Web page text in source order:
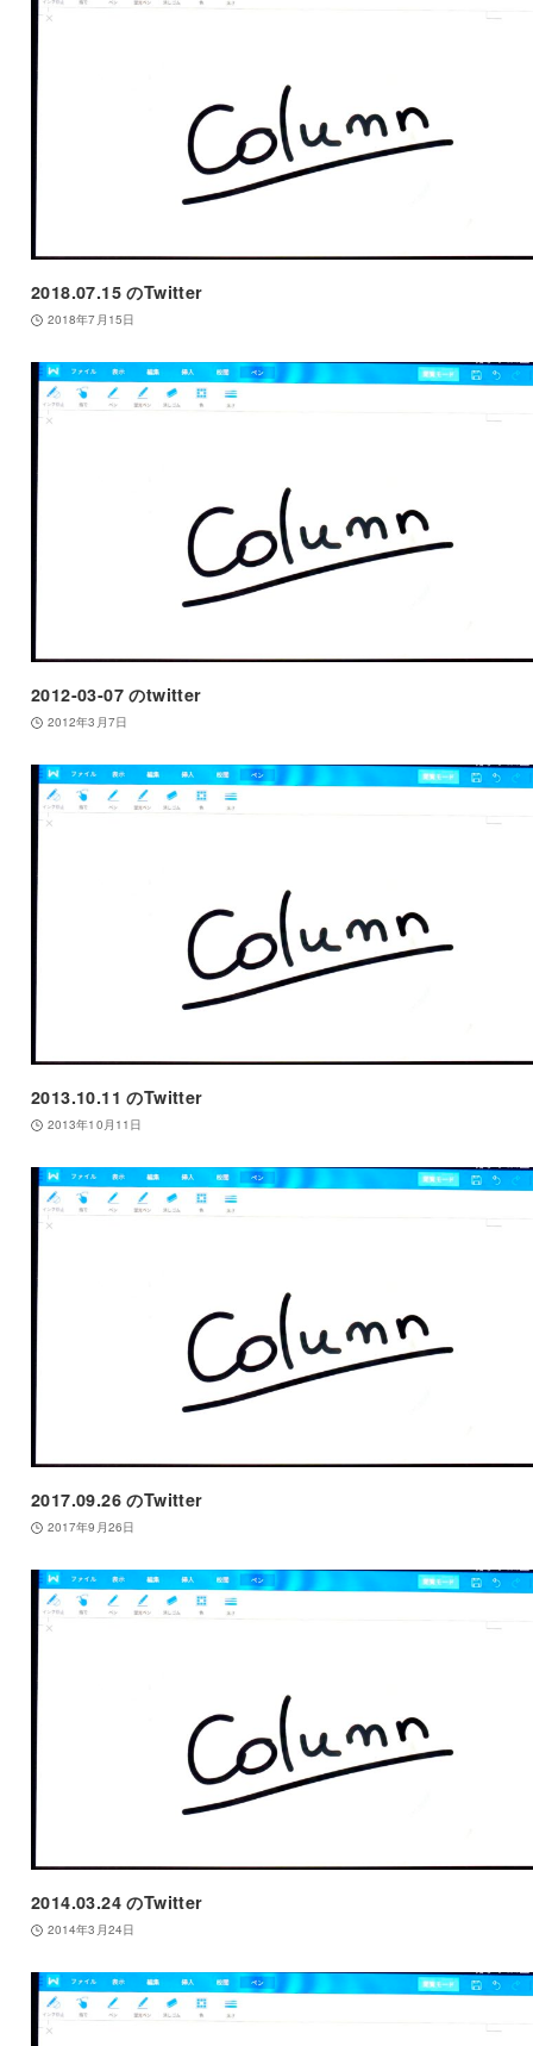
2018.07.15 のTwitter
2018年7月15日
2012-03-07 のtwitter
2012年3月7日
2013.10.11 のTwitter
2013年10月11日
2017.09.26 のTwitter
2017年9月26日
2014.03.24 のTwitter
2014年3月24日